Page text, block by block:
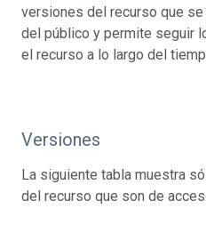
versiones del recurso que
del público y permite seguir
el recurso a lo largo del
Versiones
La siguiente tabla muestra
del recurso que son de